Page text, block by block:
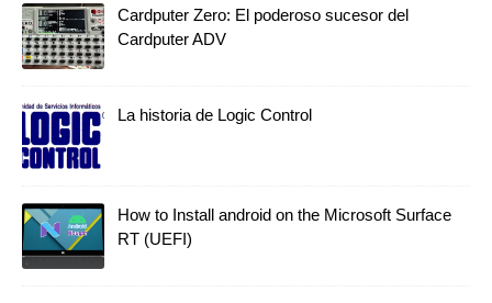
Cardputer Zero: El poderoso sucesor del
Cardputer ADV
La historia de Logic Control
How to Install android on the Microsoft Surface
RT (UEFI)